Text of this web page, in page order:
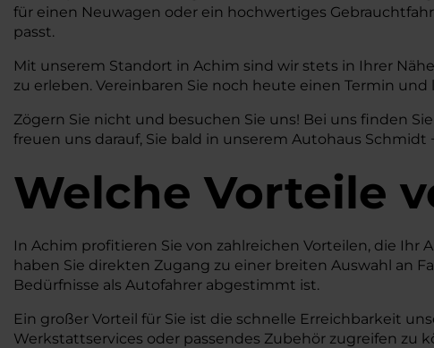
für einen Neuwagen oder ein hochwertiges
passt.
Mit unserem Standort in Achim sind wir stets in Ihrer
zu erleben. Vereinbaren Sie noch heute einen Termin
Zögern Sie nicht und besuchen Sie uns! Bei uns finden
freuen uns darauf, Sie bald in unserem Autohaus Schmidt
Welche Vorteile
In Achim profitieren Sie von zahlreichen Vorteilen, die
haben Sie direkten Zugang zu einer breiten Auswahl an
Bedürfnisse als Autofahrer abgestimmt ist.
Ein großer Vorteil für Sie ist die schnelle Erreichbarkeit
Werkstattservices oder passendes Zubehör zugreifen zu